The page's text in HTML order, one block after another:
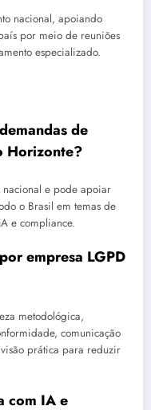
nacional, apoiando
por meio de reuniões
especializado.
de
Horizonte?
nacional e pode apoiar
o Brasil em temas de
e compliance.
empresa LGPD
metodológica,
comunicação
prática para reduzir
com IA e